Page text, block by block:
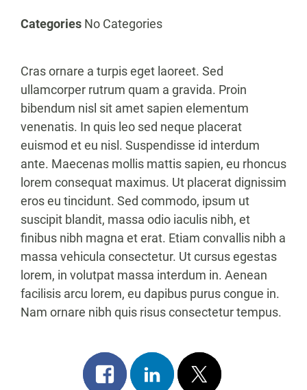
Categories No Categories
Cras ornare a turpis eget laoreet. Sed
ullamcorper rutrum quam a gravida. Proin
bibendum nisl sit amet sapien elementum
venenatis. In quis leo sed neque placerat
euismod et eu nisl. Suspendisse id interdum
ante. Maecenas mollis mattis sapien, eu rhoncus
lorem consequat maximus. Ut placerat dignissim
eros eu tincidunt. Sed commodo, ipsum ut
suscipit blandit, massa odio iaculis nibh, et
finibus nibh magna et erat. Etiam convallis nibh a
massa vehicula consectetur. Ut cursus egestas
lorem, in volutpat massa interdum in. Aenean
facilisis arcu lorem, eu dapibus purus congue in.
Nam ornare nibh quis risus consectetur tempus.
Share Share Post